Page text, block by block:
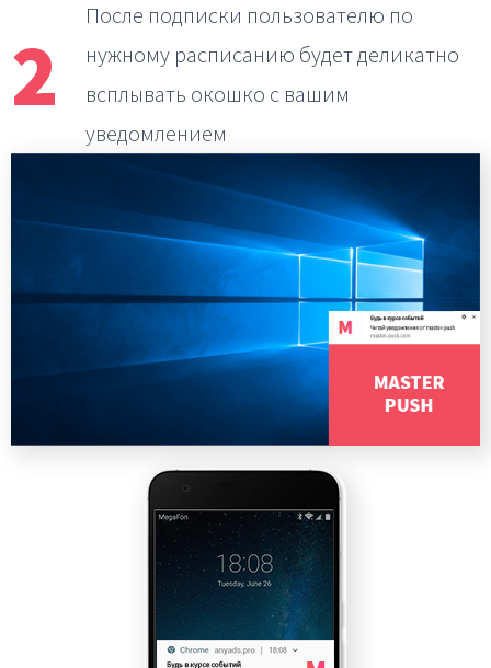
2
После подписки пользователю по
нужному расписанию будет деликатно
всплывать окошко с вашим
уведомлением